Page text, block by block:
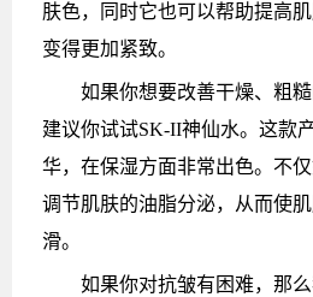
肤色，同时它也可以帮助提高
变得更加紧致。
如果你想要改善干燥、粗
建议你试试SK-II神仙水。这款
华，在保湿方面非常出色。不
调节肌肤的油脂分泌，从而使
滑。
如果你对抗皱有困难，那